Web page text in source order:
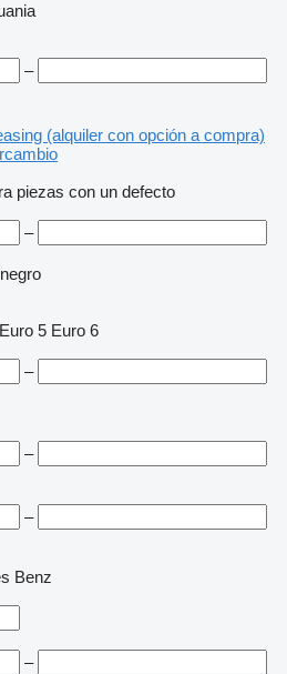
–
(alquiler con opción a compra)
piezas con un defecto
–
negro
Euro 5 Euro 6
–
–
–
Benz
–